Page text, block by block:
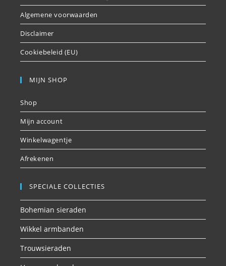
Algemene voorwaarden
Disclaimer
Cookiebeleid (EU)
MIJN SHOP
Shop
Mijn account
Winkelwagentje
Afrekenen
SPECIALE COLLECTIES
Bohemian sieraden
Wikkel armbanden
Trouwsieraden